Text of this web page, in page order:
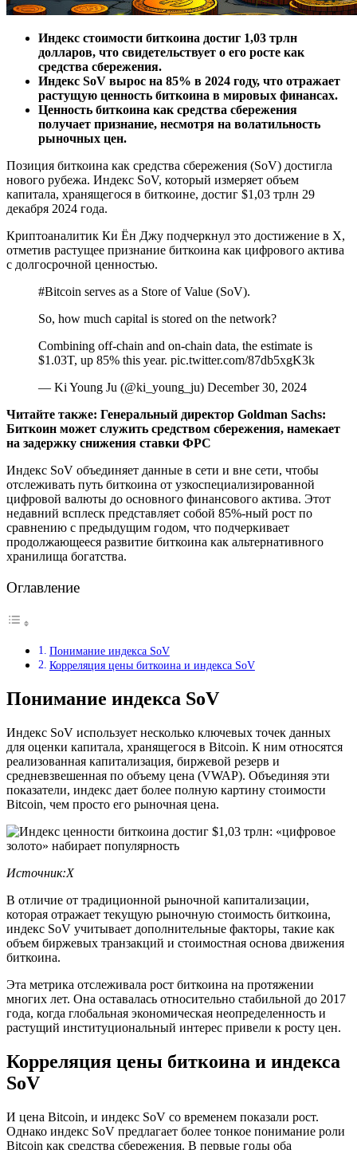
Индекс стоимости биткоина достиг 1,03 трлн
долларов, что свидетельствует о его росте как
средства сбережения.
Индекс SoV вырос на 85% в 2024 году, что отражает
растущую ценность биткоина в мировых финансах.
Ценность биткоина как средства сбережения
получает признание, несмотря на волатильность
рыночных цен.
Позиция биткоина как средства сбережения (SoV) достигла
нового рубежа. Индекс SoV, который измеряет объем
капитала, хранящегося в биткоине, достиг $1,03 трлн 29
декабря 2024 года.
Криптоаналитик Ки Ён Джу подчеркнул это достижение в X,
отметив растущее признание биткоина как цифрового актива
с долгосрочной ценностью.
#Bitcoin serves as a Store of Value (SoV).
So, how much capital is stored on the network?
Combining off-chain and on-chain data, the estimate is
$1.03T, up 85% this year. pic.twitter.com/87db5xgK3k
— Ki Young Ju (@ki_young_ju) December 30, 2024
Читайте также: Генеральный директор Goldman Sachs:
Биткоин может служить средством сбережения, намекает
на задержку снижения ставки ФРС
Индекс SoV объединяет данные в сети и вне сети, чтобы
отслеживать путь биткоина от узкоспециализированной
цифровой валюты до основного финансового актива. Этот
недавний всплеск представляет собой 85%-ный рост по
сравнению с предыдущим годом, что подчеркивает
продолжающееся развитие биткоина как альтернативного
хранилища богатства.
Оглавление
Понимание индекса SoV
Корреляция цены биткоина и индекса SoV
Понимание индекса SoV
Индекс SoV использует несколько ключевых точек данных
для оценки капитала, хранящегося в Bitcoin. К ним относятся
реализованная капитализация, биржевой резерв и
средневзвешенная по объему цена (VWAP). Объединяя эти
показатели, индекс дает более полную картину стоимости
Bitcoin, чем просто его рыночная цена.
Источник:X
В отличие от традиционной рыночной капитализации,
которая отражает текущую рыночную стоимость биткоина,
индекс SoV учитывает дополнительные факторы, такие как
объем биржевых транзакций и стоимостная основа движения
биткоина.
Эта метрика отслеживала рост биткоина на протяжении
многих лет. Она оставалась относительно стабильной до 2017
года, когда глобальная экономическая неопределенность и
растущий институциональный интерес привели к росту цен.
Корреляция цены биткоина и индекса
SoV
И цена Bitcoin, и индекс SoV со временем показали рост.
Однако индекс SoV предлагает более тонкое понимание роли
Bitcoin как средства сбережения. В первые годы оба